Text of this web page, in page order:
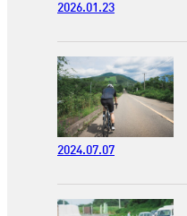
2026.01.23
2024.07.07